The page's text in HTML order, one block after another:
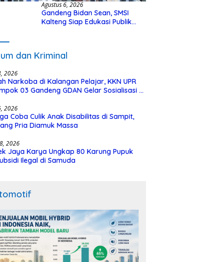
Agustus 6, 2026
Gandeng Bidan Sean, SMSI
Kalteng Siap Edukasi Publik
dan Kriminal
2026
Narkoba di Kalangan Pelajar, KKN UPR
03 Gandeng GDAN Gelar Sosialisasi di
2026
Coba Culik Anak Disabilitas di Sampit,
Pria Diamuk Massa
2026
Jaya Karya Ungkap 80 Karung Pupuk
Ilegal di Samuda